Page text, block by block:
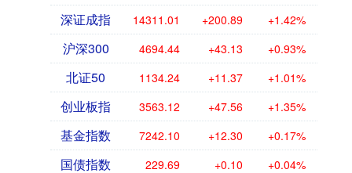
深证成指 14311.01 +200.89 +1.42%
沪深300 4694.44 +43.13 +0.93%
北证50 1134.24 +11.37 +1.01%
创业板指 3563.12 +47.56 +1.35%
基金指数 7242.10 +12.30 +0.17%
国债指数 229.69 +0.10 +0.04%